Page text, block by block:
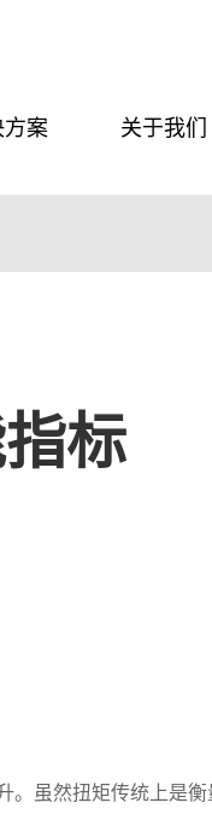
单元)
案 关于我们
标
。虽然扭矩传统上是